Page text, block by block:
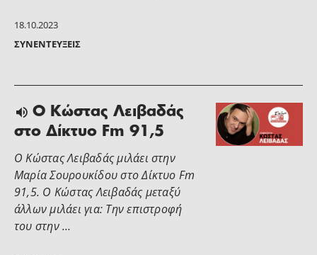
18.10.2023
ΣΥΝΕΝΤΕΎΞΕΙΣ
O Κώστας Λειβαδάς
στο Δίκτυο Fm 91,5
Ο Κώστας Λειβαδάς μιλάει στην
Μαρία Σουρουκίδου στο Δίκτυο Fm
91,5. Ο Κώστας Λειβαδάς μεταξύ
άλλων μιλάει για: Την επιστροφή
του στην …